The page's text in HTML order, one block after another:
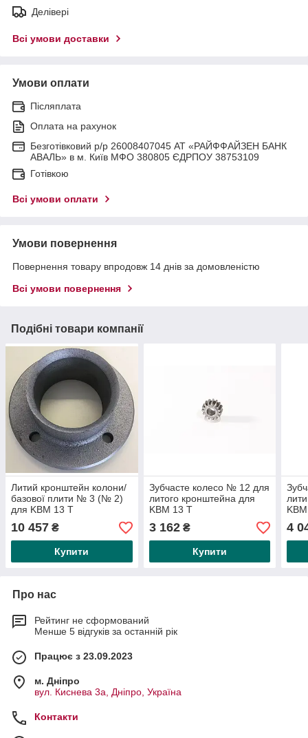
Делівері
Всі умови доставки
Умови оплати
Післяплата
Оплата на рахунок
Безготівковий р/р 26008407045 АТ «РАЙФФАЙЗЕН БАНК
АВАЛЬ» в м. Київ МФО 380805 ЄДРПОУ 38753109
Готівкою
Всі умови оплати
Умови повернення
Повернення товару впродовж 14 днів за домовленістю
Всі умови повернення
Подібні товари компанії
Литий кронштейн колони/
базової плити № 3 (№ 2)
для KBM 13 T
10 457 ₴
Купити
Зубчасте колесо № 12 для
литого кронштейна для
KBM 13 T
3 162₴
Купити
4
Про нас
Рейтинг не сформований
Менше 5 відгуків за останній рік
Працює з 23.09.2023
м. Дніпро
вул. Киснева 3а, Дніпро, Україна
Контакти